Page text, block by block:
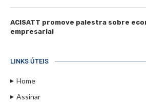
ACISATT promove palestra sobre
empresarial
LINKS ÚTEIS
Home
Assinar